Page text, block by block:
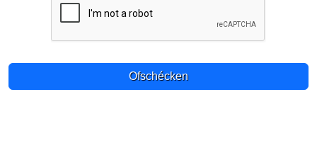
Ofschécken